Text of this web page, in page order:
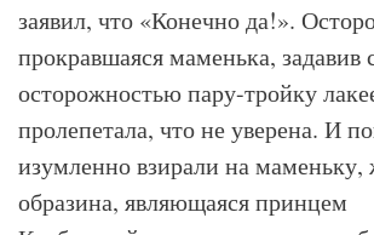
заявил, что «Конечно да!».
прокравшаяся маменька, задавив
осторожностью пару-тройку
пролепетала, что не уверена. И
изумленно взирали на маменьку,
образина, являющаяся принцем